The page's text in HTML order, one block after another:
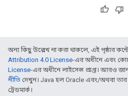
অন্য কিছু উল্লেখ না করা থাকলে, এই পৃষ্ঠার
Attribution 4.0 License-এর অধীনে এবং
License-এর অধীনে লাইসেন্স প্রাপ্ত। আরও
নীতি দেখুন। Java হল Oracle এবং/অথবা তার
ট্রেডমার্ক।